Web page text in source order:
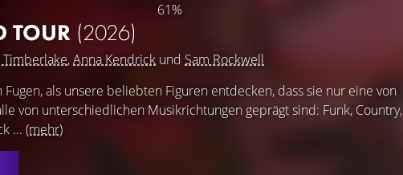
61%
TOUR (2026)
Timberlake,Anna Kendrick und Sam Rockwell
Fugen, als unsere beliebten Figuren entdecken, dass sie nur eine von
von unterschiedlichen Musikrichtungen geprägt sind: Funk, Country,
... (mehr)